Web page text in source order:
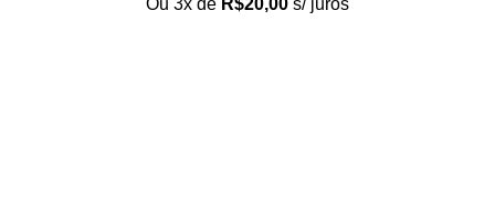
Ou 3x de R$20,00 s/ juros